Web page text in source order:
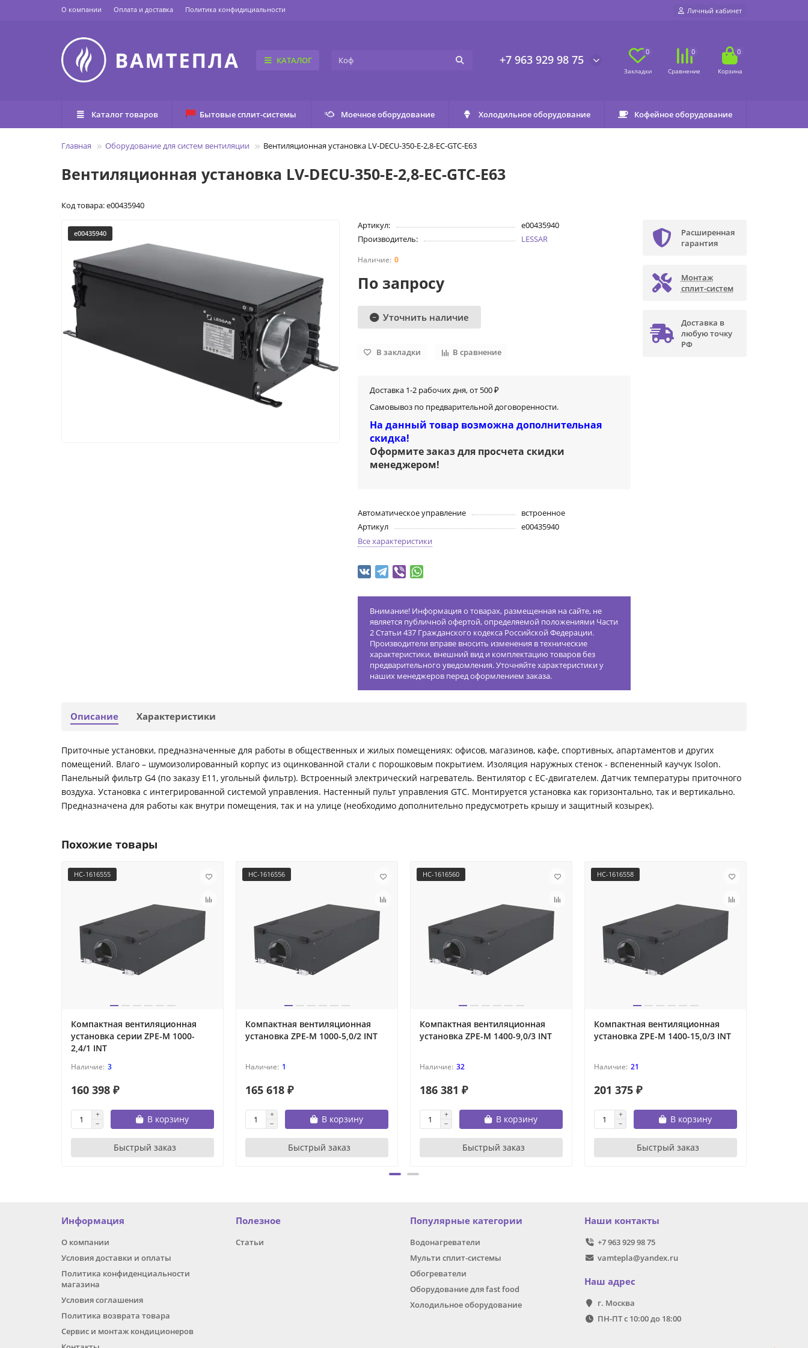
О компании Оплата и доставка Политика конфидициальности Личный кабинет
КАТАЛОГ +7 963 929 98 75
0 0 0
Каталог товаров Бытовые сплит-системы Моечное оборудование Холодильное оборудование Кофейное оборудование
Главная Оборудование для систем вентиляции Вентиляционная установка LV-DECU-350-E-2,8-EC-GTC-E63
Вентиляционная установка LV-DECU-350-E-2,8-EC-GTC-E63
Код товара: e00435940
e00435940
Артикул:
e00435940
Производитель:
LESSAR
0
По запросу
Уточнить наличие
В закладки В сравнение
Доставка 1-2 рабочих дня, от 500 ₽
Самовывоз по предварительной договоренности.
На данный товар возможна дополнительная
скидка!
Оформите заказ для просчета скидки
менеджером!
Автоматическое управление
встроенное
Артикул
e00435940
Все характеристики
Внимание! Информация о товарах, размещенная на сайте, не
является публичной офертой, определяемой положениями Части
2 Статьи 437 Гражданского кодекса Российской Федерации.
Производители вправе вносить изменения в технические
характеристики, внешний вид и комплектацию товаров без
предварительного уведомления. Уточняйте характеристики у
наших менеджеров перед оформлением заказа.
Расширенная
гарантия
Монтаж
сплит-систем
Доставка в
любую точку
РФ
Описание Характеристики
Приточные установки, предназначенные для работы в общественных и жилых помещениях: офисов, магазинов, кафе, спортивных, апартаментов и других
помещений. Влаго – шумоизолированный корпус из оцинкованной стали с порошковым покрытием. Изоляция наружных стенок - вспененный каучук Isolon.
Панельный фильтр G4 (по заказу Е11, угольный фильтр). Встроенный электрический нагреватель. Вентилятор с ЕС-двигателем. Датчик температуры приточного
воздуха. Установка с интегрированной системой управления. Настенный пульт управления GTC. Монтируется установка как горизонтально, так и вертикально.
Предназначена для работы как внутри помещения, так и на улице (необходимо дополнительно предусмотреть крышу и защитный козырек).
Похожие товары
НС-1616555
Компактная вентиляционная
установка серии ZPE-M 1000-
2,4/1 INT
3
160 398 ₽
В корзину
Быстрый заказ
НС-1616556
Компактная вентиляционная
установка ZPE-M 1000-5,0/2 INT
1
165 618 ₽
В корзину
Быстрый заказ
НС-1616560
Компактная вентиляционная
установка ZPE-M 1400-9,0/3 INT
32
186 381 ₽
В корзину
Быстрый заказ
НС-1616558
Компактная вентиляционная
установка ZPE-M 1400-15,0/3 INT
21
201 375 ₽
В корзину
Быстрый заказ
Информация
О компании
Условия доставки и оплаты
Политика конфиденциальности
магазина
Условия соглашения
Политика возврата товара
Сервис и монтаж кондиционеров
Полезное
Статьи
Популярные категории
Водонагреватели
Мульти сплит-системы
Обогреватели
Оборудование для fast food
Холодильное оборудование
Наши контакты
+7 963 929 98 75
vamtepla@yandex.ru
Наш адрес
г. Москва
ПН-ПТ с 10:00 до 18:00